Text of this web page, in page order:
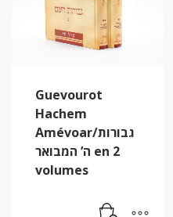
Guevourot
Hachem
Amévoar/גבורות
ה’ המבואר en 2
volumes